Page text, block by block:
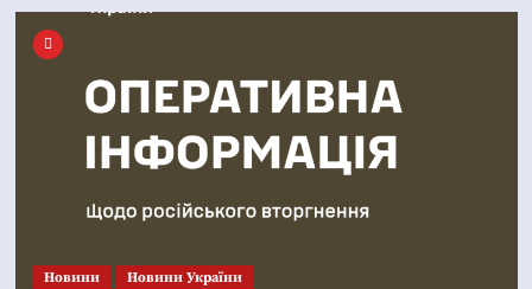
Новини Новини України